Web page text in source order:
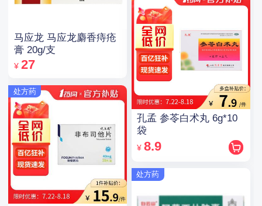
马应龙 马应龙麝香痔疮
膏 20g/支
¥ 27
处方药
孔孟 参苓白术丸 6g*10
袋
¥ 8.9
处方药